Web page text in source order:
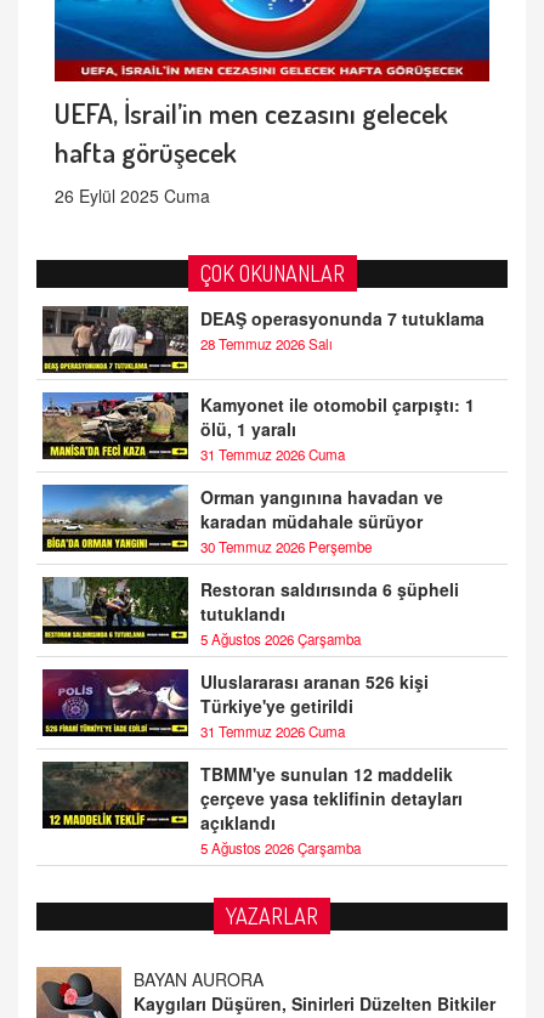
UEFA, İsrail’in men cezasını gelecek
hafta görüşecek
26 Eylül 2025 Cuma
ÇOK OKUNANLAR
DEAŞ operasyonunda 7 tutuklama
28 Temmuz 2026 Salı
Kamyonet ile otomobil çarpıştı: 1
ölü, 1 yaralı
31 Temmuz 2026 Cuma
Orman yangınına havadan ve
karadan müdahale sürüyor
30 Temmuz 2026 Perşembe
Restoran saldırısında 6 şüpheli
tutuklandı
5 Ağustos 2026 Çarşamba
Uluslararası aranan 526 kişi
Türkiye'ye getirildi
31 Temmuz 2026 Cuma
TBMM'ye sunulan 12 maddelik
çerçeve yasa teklifinin detayları
açıklandı
5 Ağustos 2026 Çarşamba
YAZARLAR
DOKTOR CİVANIM
Mastürbasyon ve Tatmin: Bir Keşif Yolculuğu